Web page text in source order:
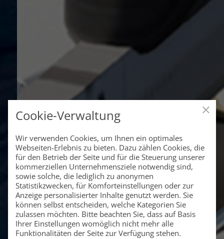
Cookie-Verwaltung
Wir verwenden Cookies, um Ihnen ein optimales
Webseiten-Erlebnis zu bieten. Dazu zählen Cookies, die
für den Betrieb der Seite und für die Steuerung unserer
kommerziellen Unternehmensziele notwendig sind,
sowie solche, die lediglich zu anonymen
Statistikzwecken, für Komforteinstellungen oder zur
Anzeige personalisierter Inhalte genutzt werden. Sie
können selbst entscheiden, welche Kategorien Sie
zulassen möchten. Bitte beachten Sie, dass auf Basis
Ihrer Einstellungen womöglich nicht mehr alle
Funktionalitäten der Seite zur Verfügung stehen.